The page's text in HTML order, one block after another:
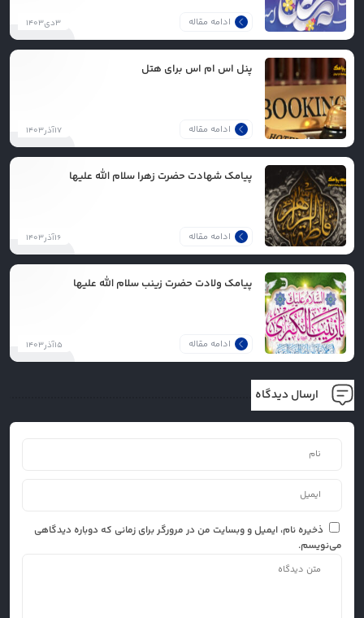
ادامه مقاله ۳دی۱۴۰۳
پنل اس ام اس برای هتل
ادامه مقاله ۱۷آذر۱۴۰۳
پیامک شهادت حضرت زهرا سلام الله علیها
ادامه مقاله ۱۶آذر۱۴۰۳
پیامک ولادت حضرت زینب سلام الله علیها
ادامه مقاله ۱۵آذر۱۴۰۳
ارسال دیدگاه
ذخیره نام، ایمیل و وبسایت من در مرورگر برای زمانی که دوباره دیدگاهی
می‌نویسم.